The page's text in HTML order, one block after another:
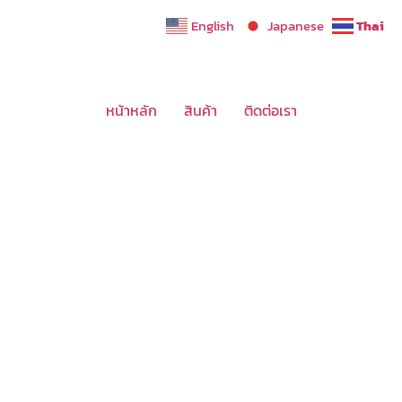
หน้าหลัก สินค้า ติดต่อเรา
English Japanese Thai